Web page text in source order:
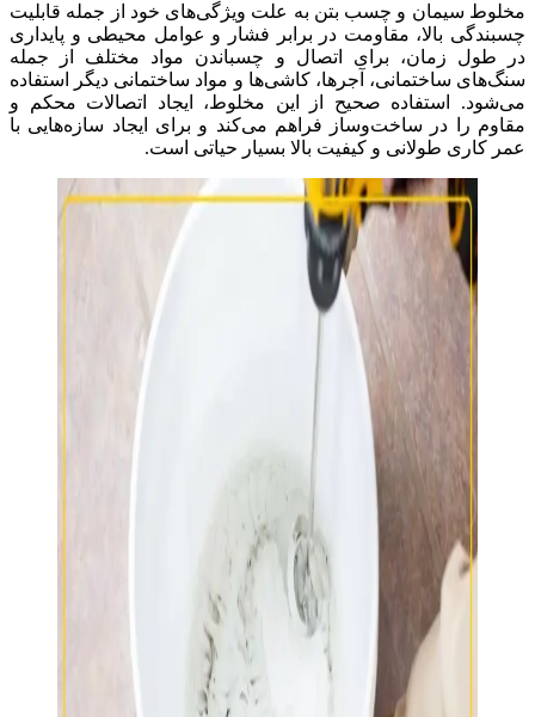
مخلوط سیمان و چسب بتن به علت ویژگی‌های خود از جمله قابلیت
چسبندگی بالا، مقاومت در برابر فشار و عوامل محیطی و پایداری
در طول زمان، برای اتصال و چسباندن مواد مختلف از جمله
سنگ‌های ساختمانی، آجرها، کاشی‌ها و مواد ساختمانی دیگر استفاده
می‌شود. استفاده صحیح از این مخلوط، ایجاد اتصالات محکم و
مقاوم را در ساخت‌وساز فراهم می‌کند و برای ایجاد سازه‌هایی با
عمر کاری طولانی و کیفیت بالا بسیار حیاتی است.